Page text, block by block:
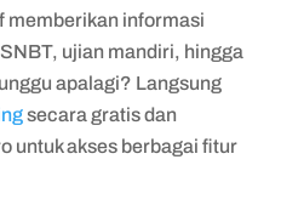
memberikan informasi
ujian mandiri, hingga
apalagi? Langsung
secara gratis dan
untuk akses berbagai fitur